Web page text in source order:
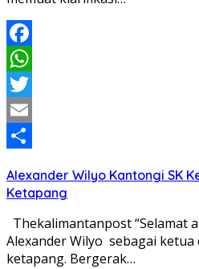
Facebook
WhatsApp
Twitter
Email
Alexander Wilyo Kantongi SK
Ketapang
Thekalimantanpost “Selamat
Alexander Wilyo sebagai ketua
ketapang. Bergerak…